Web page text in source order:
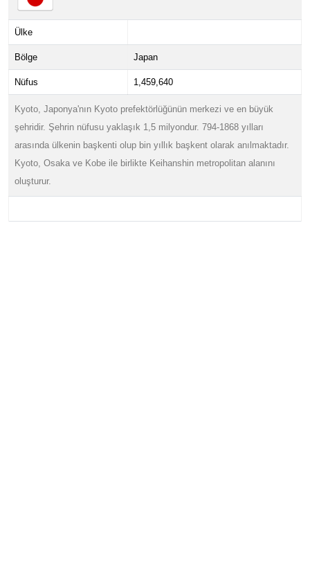
Ülke
Bölge Japan
Nüfus 1,459,640
Kyoto, Japonya'nın Kyoto prefektörlüğünün merkezi ve en büyük
şehridir. Şehrin nüfusu yaklaşık 1,5 milyondur. 794-1868 yılları
arasında ülkenin başkenti olup bin yıllık başkent olarak anılmaktadır.
Kyoto, Osaka ve Kobe ile birlikte Keihanshin metropolitan alanını
oluşturur.